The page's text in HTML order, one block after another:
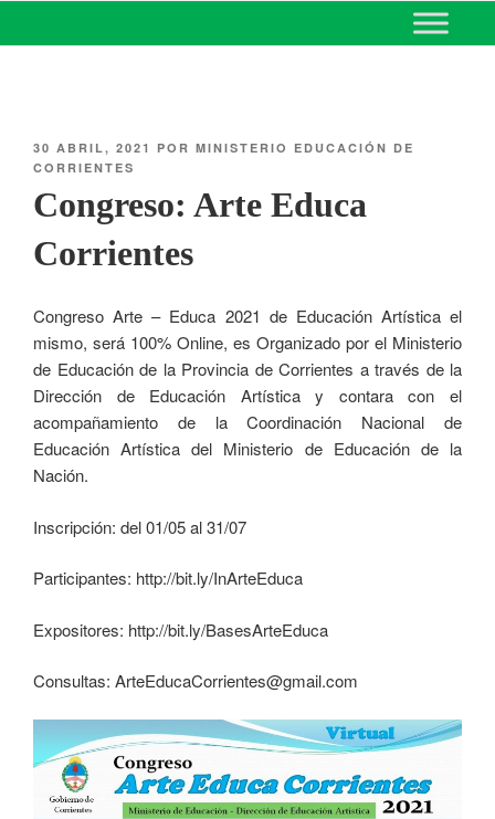
MINISTERIO DE EDUCACIÓN
DE CORRIENTES
30 ABRIL, 2021 POR MINISTERIO EDUCACIÓN DE
CORRIENTES
Congreso: Arte Educa
Corrientes
Congreso Arte – Educa 2021 de Educación Artística el
mismo, será 100% Online, es Organizado por el Ministerio
de Educación de la Provincia de Corrientes a través de la
Dirección de Educación Artística y contara con el
acompañamiento de la Coordinación Nacional de
Educación Artística del Ministerio de Educación de la
Nación.
Inscripción: del 01/05 al 31/07
Participantes: http://bit.ly/InArteEduca
Expositores: http://bit.ly/BasesArteEduca
Consultas: ArteEducaCorrientes@gmail.com